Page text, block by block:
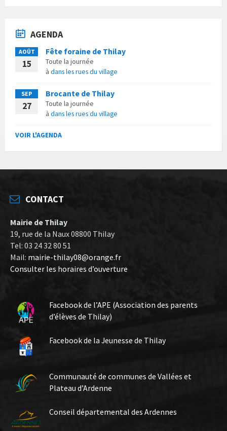
AGENDA
AOÛT
15
Fête foraine de Thilay
Toute la journée
à dans les rues du village
SEP
27
Brocante de Thilay
Toute la journée
à dans les rues du village
VOIR L'AGENDA
CONTACT
Mairie de Thilay
19, rue de la Naux 08800 Thilay
Tel: 03 24 32 80 51
Mail: mairie-thilay08@orange.fr
Consulter les horaires d’ouverture
Facebook de l’APE (Association des parents
d’élèves de Thilay)
Facebook de la Jeunesse de Thilay
Communauté de communes de Vallées et
Plateau d’Ardenne
Conseil départemental des Ardennes